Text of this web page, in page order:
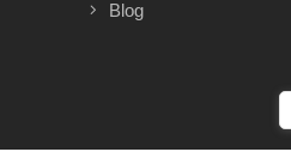
Blog